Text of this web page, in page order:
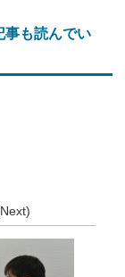
事も読んでい